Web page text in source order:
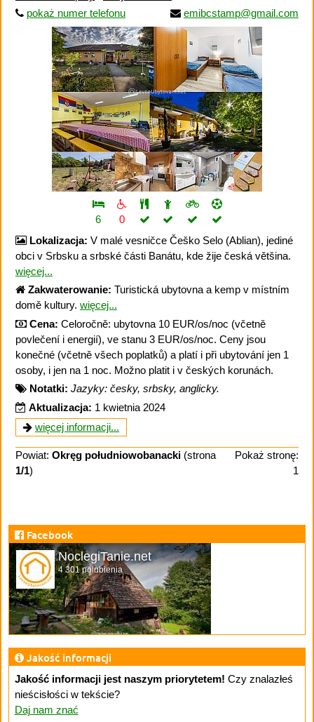
pokaż numer telefonu
emibcstamp@gmail.com
6
0
Lokalizacja: V malé vesničce Češko Selo (Ablian), jediné
obci v Srbsku a srbské části Banátu, kde žije česká většina.
więcej...
Zakwaterowanie: Turistická ubytovna a kemp v místním
domě kultury. więcej...
Cena: Celoročně: ubytovna 10 EUR/os/noc (včetně
povlečení i energií), ve stanu 3 EUR/os/noc. Ceny jsou
konečné (včetně všech poplatků) a platí i při ubytování jen 1
osoby, i jen na 1 noc. Možno platit i v českých korunách.
Notatki: Jazyky: česky, srbsky, anglicky.
Aktualizacja: 1 kwietnia 2024
więcej informacji...
Powiat: Okręg południowobanacki (strona
1/1)
Pokaż stronę:
1
Facebook
NoclegiTanie.net
4 301 polubienia
Jakość informacji
Jakość informacji jest naszym priorytetem! Czy znalazłeś
nieścisłości w tekście?
Daj nam znać